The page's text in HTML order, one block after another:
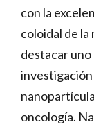
con la
coloidal de la
destacar uno
investigación
oncología.